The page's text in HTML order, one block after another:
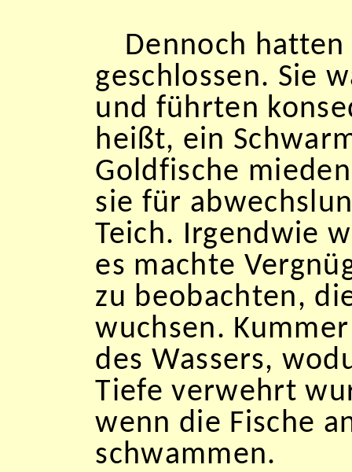
Dennoch
geschlossen. Sie
und führten
heißt, ein
Goldfische
sie für
Teich. Irgendwie
es machte
zu beobachten,
wuchsen.
des Wassers,
Tiefe verwehrt
wenn die Fische
schwammen.